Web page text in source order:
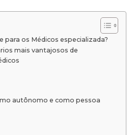
para os Médicos especializada?
mais vantajosos de
autônomo e como pessoa